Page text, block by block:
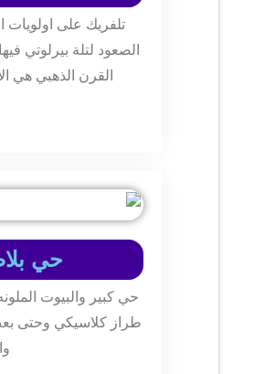
تلفريك على
الصعود لتلة بيرلوتي
القرن الذهبي هي
حي
حي كبير والبيوت
طراز كلاسيكي وحتى